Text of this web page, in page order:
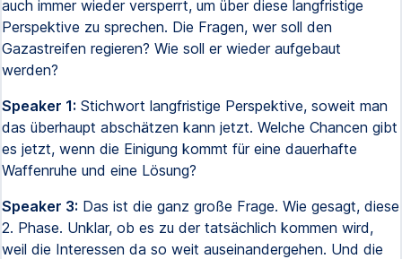
auch immer wieder versperrt, um über diese langfristige
Perspektive zu sprechen. Die Fragen, wer soll den
Gazastreifen regieren? Wie soll er wieder aufgebaut
werden?
Speaker 1: Stichwort langfristige Perspektive, soweit man
das überhaupt abschätzen kann jetzt. Welche Chancen gibt
es jetzt, wenn die Einigung kommt für eine dauerhafte
Waffenruhe und eine Lösung?
Speaker 3: Das ist die ganz große Frage. Wie gesagt, diese
2. Phase. Unklar, ob es zu der tatsächlich kommen wird,
weil die Interessen da so weit auseinandergehen. Und die